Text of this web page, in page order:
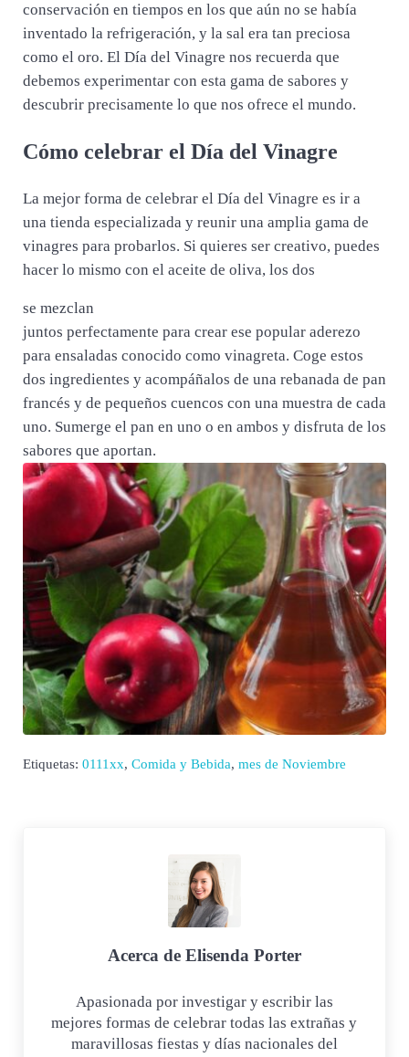
conservación en tiempos en los que aún no se había
inventado la refrigeración, y la sal era tan preciosa
como el oro. El Día del Vinagre nos recuerda que
debemos experimentar con esta gama de sabores y
descubrir precisamente lo que nos ofrece el mundo.
Cómo celebrar el Día del Vinagre
La mejor forma de celebrar el Día del Vinagre es ir a
una tienda especializada y reunir una amplia gama de
vinagres para probarlos. Si quieres ser creativo, puedes
hacer lo mismo con el aceite de oliva, los dos
se mezclan
juntos perfectamente para crear ese popular aderezo
para ensaladas conocido como vinagreta. Coge estos
dos ingredientes y acompáñalos de una rebanada de pan
francés y de pequeños cuencos con una muestra de cada
uno. Sumerge el pan en uno o en ambos y disfruta de los
sabores que aportan.
Etiquetas: 0111xx, Comida y Bebida, mes de Noviembre
Acerca de Elisenda Porter
Apasionada por investigar y escribir las
mejores formas de celebrar todas las extrañas y
maravillosas fiestas y días nacionales del